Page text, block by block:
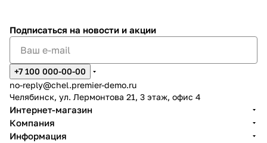
Подписаться на новости и акции
+7 100 000-00-00
no-reply@chel.premier-demo.ru
Челябинск, ул. Лермонтова 21, 3 этаж, офис 4
Интернет-магазин
Компания
Информация